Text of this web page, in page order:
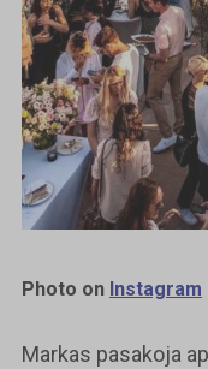
Photo on Instagram
Markas pasakoja